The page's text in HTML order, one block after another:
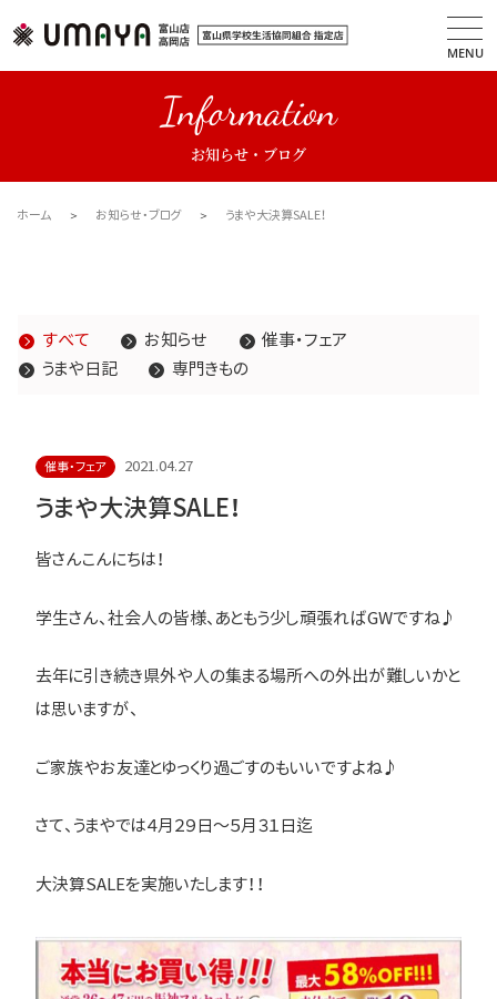
MENU
Information
お知らせ・ブログ
ホーム お知らせ・ブログ うまや大決算SALE！
すべて お知らせ
催事・フェア
うまや日記
専門きもの
催事・フェア 2021.04.27
うまや大決算SALE！
皆さんこんにちは！
学生さん、社会人の皆様、あともう少し頑張ればGWですね♪
去年に引き続き県外や人の集まる場所への外出が難しいかと
は思いますが、
ご家族やお友達とゆっくり過ごすのもいいですよね♪
さて、うまやでは４月２９日～５月３１日迄
大決算SALEを実施いたします！！